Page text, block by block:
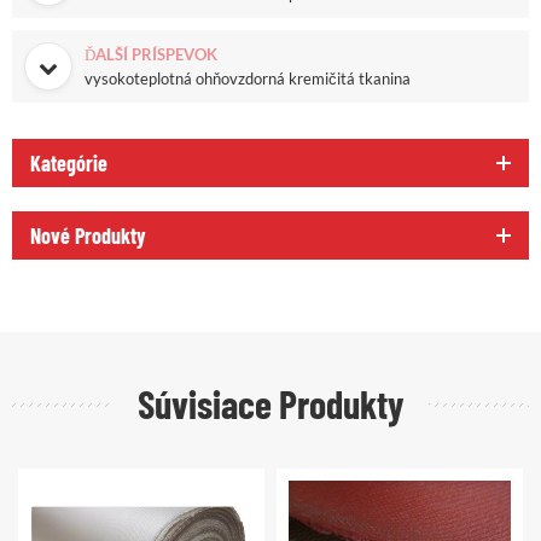
ĎALŠÍ PRÍSPEVOK
vysokoteplotná ohňovzdorná kremičitá tkanina
Kategórie
Nové Produkty
Súvisiace Produkty